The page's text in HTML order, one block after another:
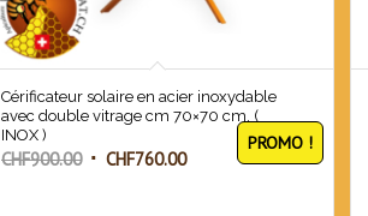
Cérificateur solaire en acier inoxydable
avec double vitrage cm 70×70 cm. (
INOX )
CHF900.00 Le CHF760.00Le
PROMO !